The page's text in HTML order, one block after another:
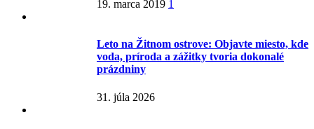
19. marca 2019 1
Leto na Žitnom ostrove: Objavte miesto, kde
voda, príroda a zážitky tvoria dokonalé
prázdniny
31. júla 2026